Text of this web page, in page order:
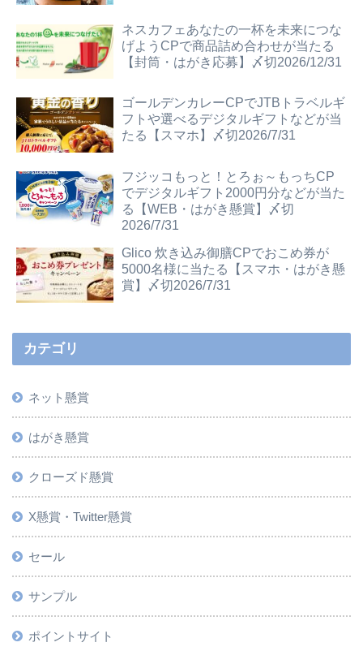
ネスカフェあなたの一杯を未来につな
げようCPで商品詰め合わせが当たる
【封筒・はがき応募】〆切2026/12/31
ゴールデンカレーCPでJTBトラベルギ
フトや選べるデジタルギフトなどが当
たる【スマホ】〆切2026/7/31
フジッコもっと！とろぉ～もっちCP
でデジタルギフト2000円分などが当た
る【WEB・はがき懸賞】〆切
2026/7/31
Glico 炊き込み御膳CPでおこめ券が
5000名様に当たる【スマホ・はがき懸
賞】〆切2026/7/31
カテゴリ
ネット懸賞
はがき懸賞
クローズド懸賞
X懸賞・Twitter懸賞
セール
サンプル
ポイントサイト